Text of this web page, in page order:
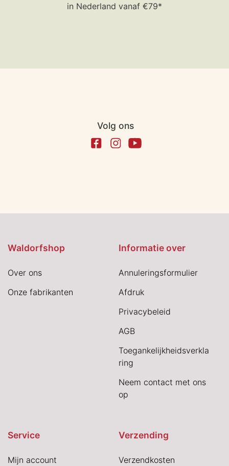
in Nederland vanaf €79*
Volg ons
Waldorfshop
Over ons
Onze fabrikanten
Informatie over
Annuleringsformulier
Afdruk
Privacybeleid
AGB
Toegankelijkheidsverkla
ring
Neem contact met ons
op
Service
Mijn account
Verzending
Verzendkosten